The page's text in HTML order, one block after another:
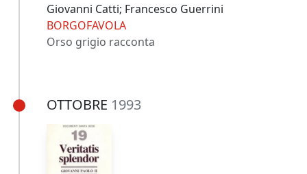
Giovanni Catti; Francesco Guerrini
BORGOFAVOLA
Orso grigio racconta
OTTOBRE 1993